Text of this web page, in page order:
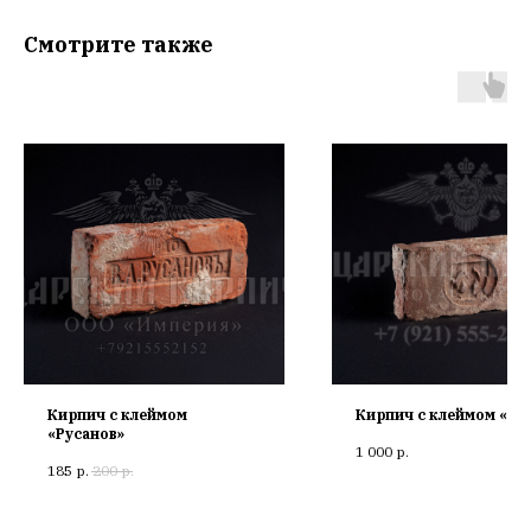
Смотрите также
Кирпич с клеймом
«Русанов»
185 р. 200 р.
Кирпич с клеймом
1 000 р.